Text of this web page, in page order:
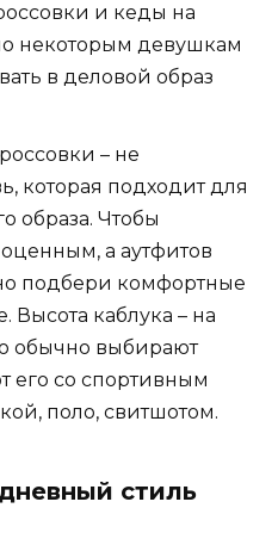
и кеды на
некоторым девушкам
в деловой образ
– не
которая подходит для
образа. Чтобы
а аутфитов
подбери комфортные
Высота каблука – на
обычно выбирают
его со спортивным
поло, свитшотом.
стиль